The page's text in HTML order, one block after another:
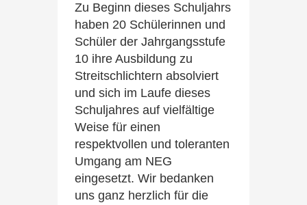
Zu Beginn dieses Schuljahrs
haben 20 Schülerinnen und
Schüler der Jahrgangsstufe
10 ihre Ausbildung zu
Streitschlichtern absolviert
und sich im Laufe dieses
Schuljahres auf vielfältige
Weise für einen
respektvollen und toleranten
Umgang am NEG
eingesetzt. Wir bedanken
uns ganz herzlich für die